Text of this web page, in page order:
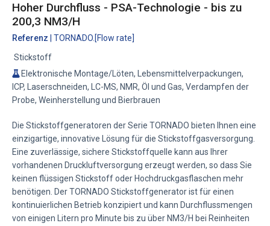
Hoher Durchfluss - PSA-Technologie - bis zu
200,3 NM3/H
Referenz | TORNADO.[Flow rate]
Stickstoff
Elektronische Montage/Löten, Lebensmittelverpackungen,
ICP, Laserschneiden, LC-MS, NMR, Öl und Gas, Verdampfen der
Probe, Weinherstellung und Bierbrauen
Die Stickstoffgeneratoren der Serie TORNADO bieten Ihnen eine
einzigartige, innovative Lösung für die Stickstoffgasversorgung.
Eine zuverlässige, sichere Stickstoffquelle kann aus Ihrer
vorhandenen Druckluftversorgung erzeugt werden, so dass Sie
keinen flüssigen Stickstoff oder Hochdruckgasflaschen mehr
benötigen. Der TORNADO Stickstoffgenerator ist für einen
kontinuierlichen Betrieb konzipiert und kann Durchflussmengen
von einigen Litern pro Minute bis zu über NM3/H bei Reinheiten